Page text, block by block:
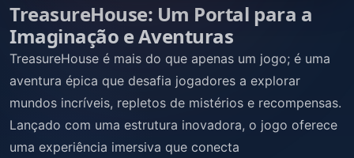
TreasureHouse: Um Portal para a
Imaginação e Aventuras
TreasureHouse é mais do que apenas um jogo; é uma
aventura épica que desafia jogadores a explorar
mundos incríveis, repletos de mistérios e recompensas.
Lançado com uma estrutura inovadora, o jogo oferece
uma experiência imersiva que conecta